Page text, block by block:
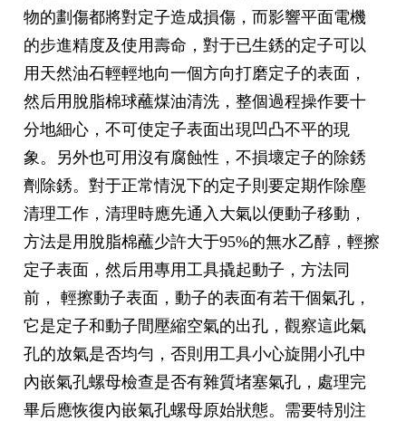
物的劃傷都將對定子造成損傷，而影響平面電機
的步進精度及使用壽命，對于已生銹的定子可以
用天然油石輕輕地向一個方向打磨定子的表面，
然后用脫脂棉球蘸煤油清洗，整個過程操作要十
分地細心，不可使定子表面出現凹凸不平的現
象。另外也可用沒有腐蝕性，不損壞定子的除銹
劑除銹。對于正常情況下的定子則要定期作除塵
清理工作，清理時應先通入大氣以便動子移動，
方法是用脫脂棉蘸少許大于95%的無水乙醇，輕擦
定子表面，然后用專用工具撬起動子，方法同
前， 輕擦動子表面，動子的表面有若干個氣孔，
它是定子和動子間壓縮空氣的出孔，觀察這此氣
孔的放氣是否均勻，否則用工具小心旋開小孔中
內嵌氣孔螺母檢查是否有雜質堵塞氣孔，處理完
畢后應恢復內嵌氣孔螺母原始狀態。需要特別注